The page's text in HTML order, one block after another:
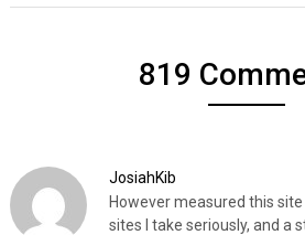
819
JosiahKib
However measured this
sites I take seriously, and a